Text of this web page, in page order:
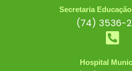
Secretaria
(74) 3536-
Hospital